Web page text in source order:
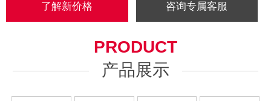
了解新价格 咨询专属客服
PRODUCT
产品展示